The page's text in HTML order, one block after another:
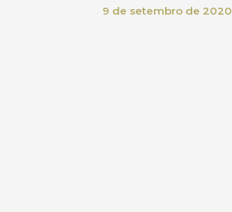
9 de setembro de 2020